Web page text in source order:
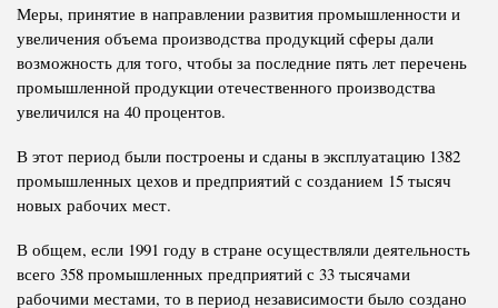
Меры, принятие в направлении развития промышленности и
увеличения объема производства продукций сферы дали
возможность для того, чтобы за последние пять лет перечень
промышленной продукции отечественного производства
увеличился на 40 процентов.
В этот период были построены и сданы в эксплуатацию 1382
промышленных цехов и предприятий с созданием 15 тысяч
новых рабочих мест.
В общем, если 1991 году в стране осуществляли деятельность
всего 358 промышленных предприятий с 33 тысячами
рабочими местами, то в период независимости было создано